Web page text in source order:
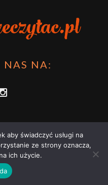
NAS NA:
PLIKI COOKIES |
PRYWATNOŚCI
aby świadczyć usługi na
ze strony oznacza,
ich użycie.